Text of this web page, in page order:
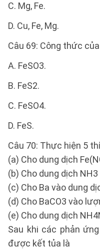
C. Mg, Fe.
D. Cu, Fe, Mg.
Câu 69: Công thức
A. FeSO3.
B. FeS2.
C. FeSO4.
D. FeS.
Câu 70: Thực hiện 5
(a) Cho dung dịch
(b) Cho dung dịch
(c) Cho Ba vào dung
(d) Cho BaCO3 vào
(e) Cho dung dịch
Sau khi các phản
được kết tủa là